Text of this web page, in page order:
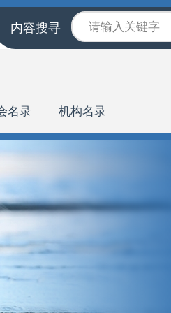
内容搜寻
名录 机构名录